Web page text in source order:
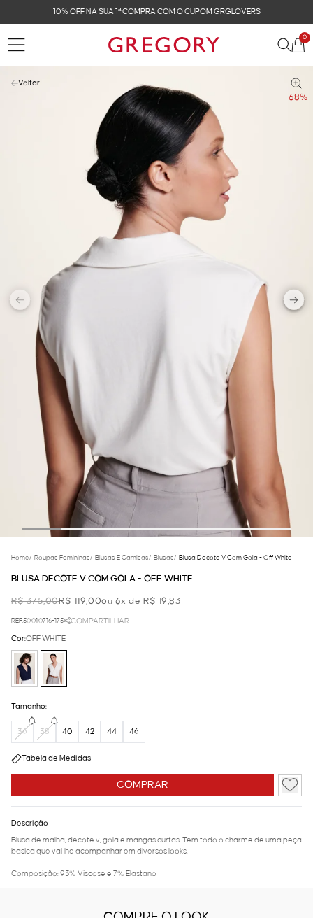
10% OFF NA SUA 1ª COMPRA COM O CUPOM GRGLOVERS
0
- 68%
Voltar
Home/ Roupas Femininas/ Blusas E Camisas/ Blusas/ Blusa Decote V Com Gola - Off White
BLUSA DECOTE V COM GOLA - OFF WHITE
R$ 375,00R$ 119,00ou 6x de R$ 19,83
REF.50.01.0716-175 COMPARTILHAR
COMPRAR
Cor:OFF WHITE
Tamanho:
36 38 40 42 44 46
Tabela de Medidas
Descrição
Blusa de malha, decote v, gola e mangas curtas. Tem todo o charme de uma peça
básica que vai lhe acompanhar em diversos looks.
Composição: 93% Viscose e 7% Elastano